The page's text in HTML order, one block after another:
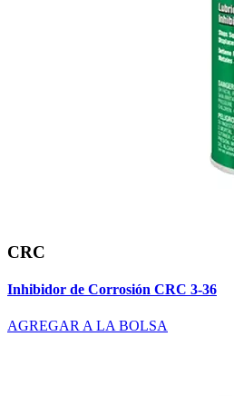
CRC
Inhibidor de Corrosión CRC 3-36
AGREGAR A LA BOLSA